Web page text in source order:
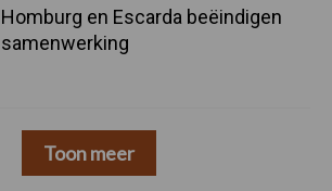
Homburg en Escarda beëindigen
samenwerking
Toon meer